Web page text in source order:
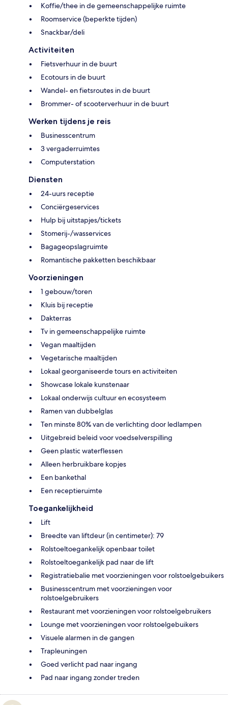
Koffie/thee in de gemeenschappelijke ruimte
Roomservice (beperkte tijden)
Snackbar/deli
Activiteiten
Fietsverhuur in de buurt
Ecotours in de buurt
Wandel- en fietsroutes in de buurt
Brommer- of scooterverhuur in de buurt
Werken tijdens je reis
Businesscentrum
3 vergaderruimtes
Computerstation
Diensten
24-uurs receptie
Conciërgeservices
Hulp bij uitstapjes/tickets
Stomerij-/wasservices
Bagageopslagruimte
Romantische pakketten beschikbaar
Voorzieningen
1 gebouw/toren
Kluis bij receptie
Dakterras
Tv in gemeenschappelijke ruimte
Vegan maaltijden
Vegetarische maaltijden
Lokaal georganiseerde tours en activiteiten
Showcase lokale kunstenaar
Lokaal onderwijs cultuur en ecosysteem
Ramen van dubbelglas
Ten minste 80% van de verlichting door ledlampen
Uitgebreid beleid voor voedselverspilling
Geen plastic waterflessen
Alleen herbruikbare kopjes
Een bankethal
Een receptieruimte
Toegankelijkheid
Lift
Breedte van liftdeur (in centimeter): 79
Rolstoeltoegankelijk openbaar toilet
Rolstoeltoegankelijk pad naar de lift
Registratiebalie met voorzieningen voor rolstoelgebuikers
Businesscentrum met voorzieningen voor
rolstoelgebruikers
Restaurant met voorzieningen voor rolstoelgebruikers
Lounge met voorzieningen voor rolstoelgebuikers
Visuele alarmen in de gangen
Trapleuningen
Goed verlicht pad naar ingang
Pad naar ingang zonder treden